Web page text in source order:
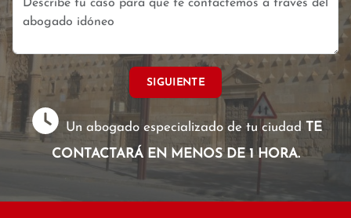
SIGUIENTE
Un abogado especializado de tu ciudad TE
CONTACTARÁ EN MENOS DE 1 HORA.